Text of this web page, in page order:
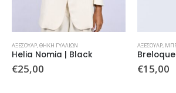
ΑΞΕΣΟΥΆΡ,ΘΉΚΗ ΓΥΑΛΙΏΝ
Helia Nomia | Black
€25,00
ΑΞΕΣΟΥΆΡ,
€15,00